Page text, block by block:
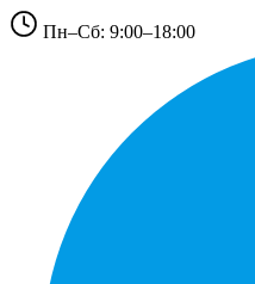
Пн–Сб: 9:00–18:00